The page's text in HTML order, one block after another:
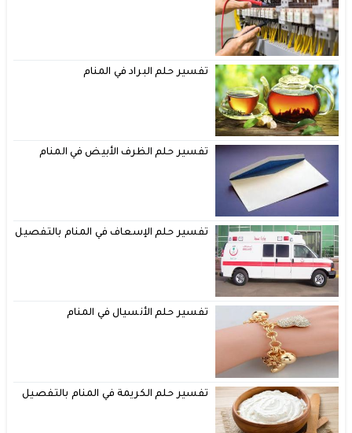
تفسير حلم البراد في المنام
تفسير حلم الظرف الأبيض في المنام
تفسير حلم الإسعاف في المنام بالتفصيل
تفسير حلم الأنسيال في المنام
تفسير حلم الكريمة في المنام بالتفصيل